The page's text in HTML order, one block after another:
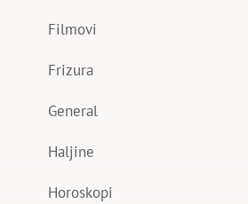
Filmovi
Frizura
General
Haljine
Horoskopi